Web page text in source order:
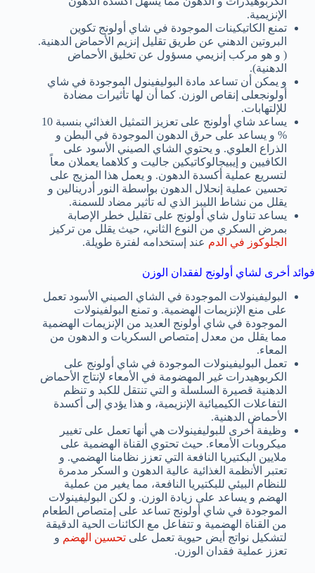
الإنزيمية.
تمنع الكاتيكينات الموجودة في شاي أولونج تكوين
البروتين الدهني عن طريق تقليل إنزيم الأحماض الدهنية.
( و هو مركب إنزيمي مسؤول عن تخليق الأحماض
الدهنية).
و يمكن أن تساعد مادة البوليفينول الموجودة في شاي
أولونجعلى إنقاص الوزن. كما أن لها تأثيرات مضادة
للإلتهابات.
يساعد شاي أولونج على تعزيز التمثيل الغذائي بنسبة 10
% و يساعد على حرق الدهون الموجودة في البطن و
الذراع العلوي. و يحتوي الشاي الصيني الأسود على
الكافيين و إيبيجالوكاتيكين جاليت و كلاهما يعملان معاً
لتسريع عملية أكسدة الدهون. و يعمل هذا المزيج على
تحسين عملية إنحلال الدهون بواسطة النور أدرينالين و
يقلل من نشاط الليبز الذي له تأثير مضاد للسمنة.
يساعد تناول شاي أولونج على تقليل خطر الإصابة
بمرض السكري من النوع الثاني، حيث يقلل من تركيز
الجلوكوز في الدم عند إستخدامه لفترة طويلة.
فوائد أخرى لشاي أولونج لفقدان الوزن
البوليفينولات الموجودة في الشاي الصيني الأسود تعمل
على منع الإنزيمات الهضمية. و تمنع البولفينولات
الموجودة في شاي أولونج العديد من الإنزيمات الهضمية
مما يقلل من معدل إمتصاص السكريات و الدهون من
المعاء.
تعمل البوليفينولات الموجودة في شاي أولونج على
الكربوهيدرات غير المهضومة في الأمعاء لإنتاج الأحماض
الدهنية قصيرة السلسلة و التي تنتقل للكبد و تنظم
التفاعلات الكيميائية الإنزيمية، و هذا يؤدي إلى أكسدة
الأحماض الدهنية.
وظيفة أخرى للبوليفينولات هي أنها تعمل على تغيير
ميكروبات الأمعاء. حيث تحتوي القناة الهضمية على
ملايين البكتيريا النافعة التي تعزز نظامنا الهضمي. و
تعتبر الأنظمة الغذائية عالية الدهون و السكر مدمرة
للنظام البيئي للبكتيريا النافعة، مما يغير من عملية
الهضم و يساعد على زيادة الوزن. و لكن البوليفينولات
الموجودة في شاي أولونج تساعد على إمتصاص الطعام
من القناة الهضمية و تتفاعل مع الكائنات الحية الدقيقة
لتشكيل نواتج أيض حيوية تعمل على تحسين الهضم و
تعزز عملية فقدان الوزن.